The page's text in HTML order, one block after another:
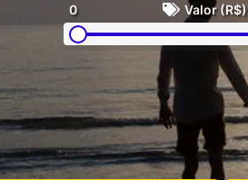
0 Valor (R$)